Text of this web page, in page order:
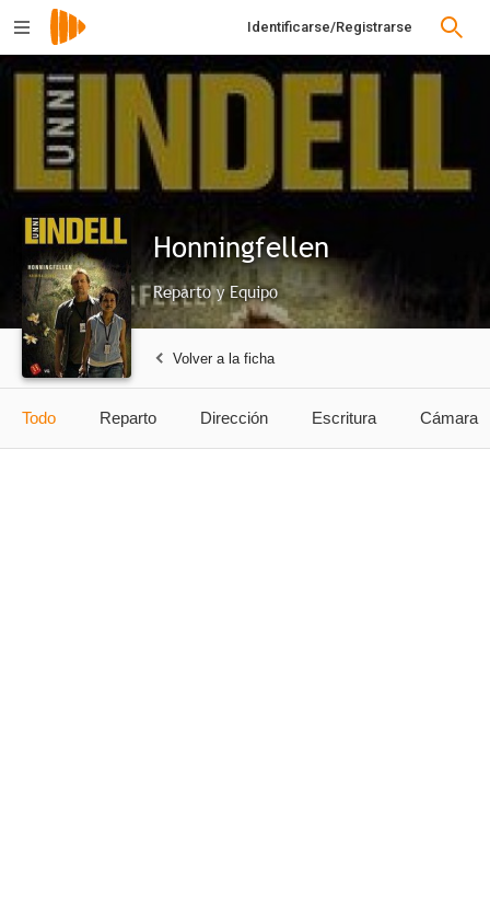
Identificarse/Registrarse
Honningfellen
Reparto y Equipo
Volver a la ficha
Todo Reparto Dirección Escritura Cámara